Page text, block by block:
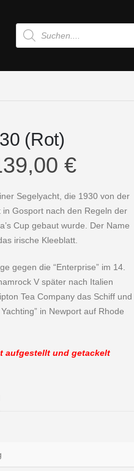
Products
search
(Rot)
€
Segelyacht, die 1930 von der
Gosport nach den Regeln der
Cup gebaut wurde. Der Name
irische Kleeblatt.
gegen die “Enterprise” im 14.
V später nach Italien
Tea Company das Schiff und
in Newport auf Rhode
aufgestellt und getackelt